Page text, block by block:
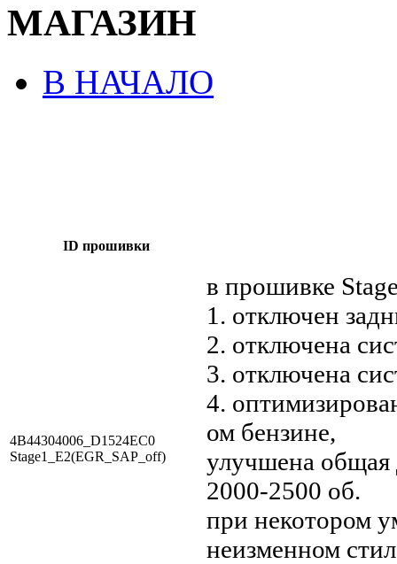
МАГАЗИН
В НАЧАЛО
ID прошивки
4B44304006_D1524EC0
Stage1_E2(EGR_SAP_off)
в прошивке
1. отключен
2. отключена
3. отключена
4.
ом бензине,
улучшена общая
2000-2500 об.
при некотором
неизменном